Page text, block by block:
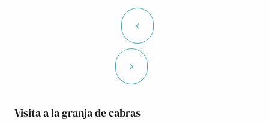
Visita a la granja de cabras